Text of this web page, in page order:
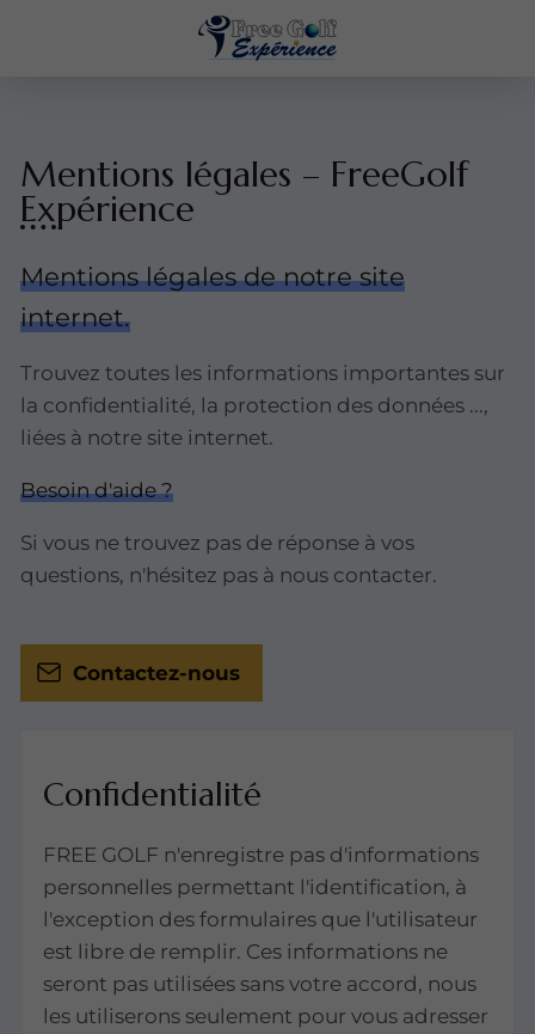
Mentions légales – FreeGolf
Expérience
Mentions légales de notre site
internet.
Trouvez toutes les informations importantes sur
la confidentialité, la protection des données ...,
liées à notre site internet.
Besoin d'aide ?
Si vous ne trouvez pas de réponse à vos
questions, n'hésitez pas à nous contacter.
Contactez-nous
Confidentialité
FREE GOLF n'enregistre pas d'informations
personnelles permettant l'identification, à
l'exception des formulaires que l'utilisateur
est libre de remplir. Ces informations ne
seront pas utilisées sans votre accord, nous
les utiliserons seulement pour vous adresser